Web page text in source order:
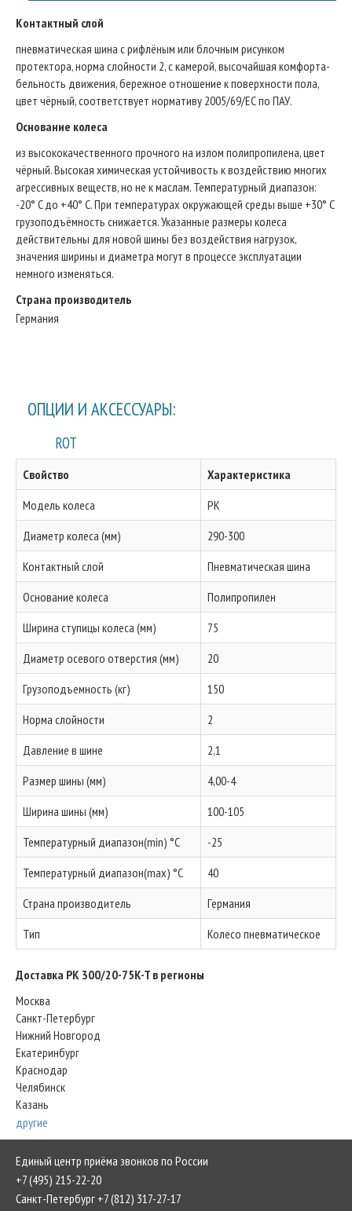
Контактный слой
пневматическая шина с рифлёным или блочным рисунком
протектора, норма слойности 2, с камерой, высочайшая комфорта-
бельность движения, бережное отношение к поверхности пола,
цвет чёрный, соответствует нормативу 2005/69/ЕС по ПАУ.
Основание колеса
из высококачественного прочного на излом полипропилена, цвет
чёрный. Высокая химическая устойчивость к воздействию многих
агрессивных веществ, но не к маслам. Температурный диапазон:
-20° C до +40° C. При температурах окружающей среды выше +30° C
грузоподъёмность снижается. Указанные размеры колеса
действительны для новой шины без воздействия нагрузок,
значения ширины и диаметра могут в процессе эксплуатации
немного изменяться.
Страна производитель
Германия
ОПЦИИ И АКСЕССУАРЫ:
ROT
Свойство
Характеристика
Модель колеса
PK
Диаметр колеса (мм)
290-300
Контактный слой
Пневматическая шина
Основание колеса
Полипропилен
Ширина ступицы колеса (мм)
75
Диаметр осевого отверстия (мм)
20
Грузоподъемность (кг)
150
Норма слойности
2
Давление в шине
2,1
Размер шины (мм)
4,00-4
Ширина шины (мм)
100-105
Температурный диапазон(min) °C
-25
Температурный диапазон(max) °C
40
Страна производитель
Германия
Тип
Колесо пневматическое
Доставка PK 300/20-75K-T в регионы
Москва
Санкт-Петербург
Нижний Новгород
Екатеринбург
Краснодар
Челябинск
Казань
другие
Единый центр приёма звонков по России
+7 (495) 215-22-20
Санкт-Петербург +7 (812) 317-27-17